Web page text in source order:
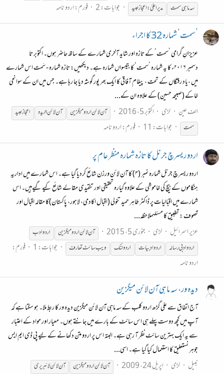
سہ ماہی سمت
مدیر اعلیٰ: اعجاز عبید جوابات: 2 فورم:اردو نامہ
’سمت‘ شمارہ 32 کا اجراء
عزیزانِ گرامی ’سمت‘ کے تازہ اور شاید آخری شمارے کے ساتھ حاضر ہوں۔ اکتوبر تا
دسمبر ۲۰۱۶ء کا یہ شمارہ ’سمت‘ کا بتیسواں شمارہ ہے۔ دیکھیں: تازہ شمارہ - سَمت اس شمارے
میں ،یاد رفتگاں کے تحت ، پیغام آفاقی کا ایک بھر پور گوشہ دیا جا رہا ہے۔ جس میں ان کے سوانحی
خاکے (صبیحہ حسین) کے علاوہ ان کے...
الف عین
لڑی اکتوبر 5، 2016 آنلائناردومیگزین آنلائنجریدہ
اعجاز عبید
سمت
جوابات: 11 فورم:اردو نامہ
اردو ریسرچ جرنل کا تازہ شمارہ منظر عام پر
اردو ریسرچ جرنل شمارہ نمبر (۴) کا آن لائن ورزن شائع کردیا گیا ہے۔ اس شمارے میں اداریہ
ہنگاموں کے بیچ کی خاموشی کے علاوہ گیارہ تحقیقی اور تنقیدی مقالے شائع کیے گیےہیں۔ اس
شمارے میں اقبالیات پر ڈاکٹر طاہر حمید تنولی (اقبال اکادمی، لاہور، پاکستان)کا مقالہ اقبال اور
تصوف : تطبیق کا مسئلہملاحظہ...
عزیر اسرائیل
لڑی جنوری 5، 2015 آنلائناردومیگزین اردوادب
اردوادبی رسالہ اردوادبیات اردولنک ویب سائٹ تعارف جوابات: 1
فورم:
اردو نامہ
دیدہ ور، سہ ماہی آن لائن میگزین
آج اتفاق سے علی گڑھ اردو کلب کے سہ ماہی آن لائن میگزین دیدہ ور کا ربط ملا۔ ہو سکتا ہے کہ
آپ میں کچھ دوست پہلے ہی اس سائٹ کے بارے میں جانتے ہوں۔ معیار اور مواد کے اعتبار
سے یہ ایک بہترین سائٹ نظر آ رہی ہے۔ البتہ اس پر اردو متن دکھانے کے لیے پی ڈی ایم ایس
جوہر نستعلیق کا استعمال کیا گیا ہے۔ اسی...
نبیل
لڑی اپریل 24، 2009 آنلائناردومیگزین آنلائنلائبریری